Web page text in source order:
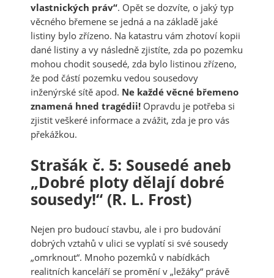
vlastnických práv“. Opět se dozvíte, o jaký typ
věcného břemene se jedná a na základě jaké
listiny bylo zřízeno. Na katastru vám zhotoví kopii
dané listiny a vy následně zjistíte, zda po pozemku
mohou chodit sousedé, zda bylo listinou zřízeno,
že pod částí pozemku vedou sousedovy
inženýrské sítě apod. Ne každé věcné břemeno
znamená hned tragédii! Opravdu je potřeba si
zjistit veškeré informace a zvážit, zda je pro vás
překážkou.
Strašák č. 5: Sousedé aneb
„Dobré ploty dělají dobré
sousedy!“ (R. L. Frost)
Nejen pro budoucí stavbu, ale i pro budování
dobrých vztahů v ulici se vyplatí si své sousedy
„omrknout“. Mnoho pozemků v nabídkách
realitních kanceláří se promění v „ležáky“ právě